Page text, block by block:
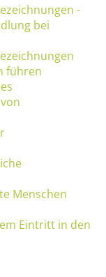
-
bei
führen
Menschen
Eintritt in den